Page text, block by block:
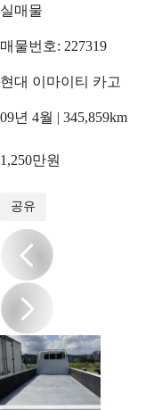
실매물
매물번호: 227319
현대 이마이티 카고
09년 4월 | 345,859km
1,250만원
공유
/12